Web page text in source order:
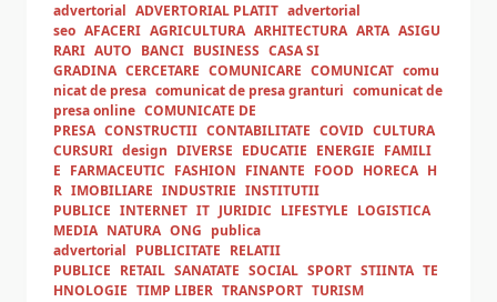
advertorial ADVERTORIAL PLATIT advertorial
seo AFACERI AGRICULTURA ARHITECTURA ARTA ASIGU
RARI AUTO BANCI BUSINESS CASA SI
GRADINA CERCETARE COMUNICARE COMUNICAT comu
nicat de presa comunicat de presa granturi comunicat de
presa online COMUNICATE DE
PRESA CONSTRUCTII CONTABILITATE COVID CULTURA
CURSURI design DIVERSE EDUCATIE ENERGIE FAMILI
E FARMACEUTIC FASHION FINANTE FOOD HORECA H
R IMOBILIARE INDUSTRIE INSTITUTII
PUBLICE INTERNET IT JURIDIC LIFESTYLE LOGISTICA
MEDIA NATURA ONG publica
advertorial PUBLICITATE RELATII
PUBLICE RETAIL SANATATE SOCIAL SPORT STIINTA TE
HNOLOGIE TIMP LIBER TRANSPORT TURISM